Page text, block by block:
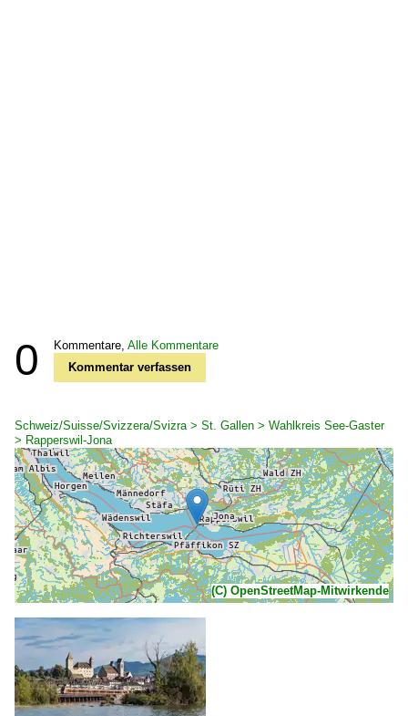
0 Kommentare, Alle Kommentare
Kommentar verfassen
Schweiz/Suisse/Svizzera/Svizra > St. Gallen > Wahlkreis See-Gaster
> Rapperswil-Jona
(C) OpenStreetMap-Mitwirkende